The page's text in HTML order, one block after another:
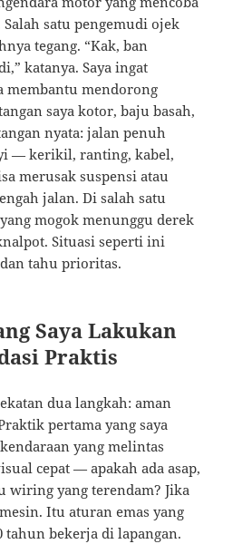
satu pengemudi ojek
tegang. “Kak, ban
katanya. Saya ingat
membantu mendorong
saya kotor, baju basah,
nyata: jalan penuh
— kerikil, ranting, kabel,
merusak suspensi atau
jalan. Di salah satu
mogok menunggu derek
Situasi seperti ini
tahu prioritas.
Saya Lakukan
Praktis
dua langkah: aman
pertama yang saya
yang melintas
cepat — apakah ada asap,
wiring yang terendam? Jika
Itu aturan emas yang
tahun bekerja di lapangan.